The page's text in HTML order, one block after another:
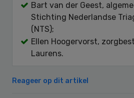
Bart van der Geest,
Stichting Nederlandse
(NTS);
Ellen Hoogervorst,
Laurens.
Reageer op dit artikel